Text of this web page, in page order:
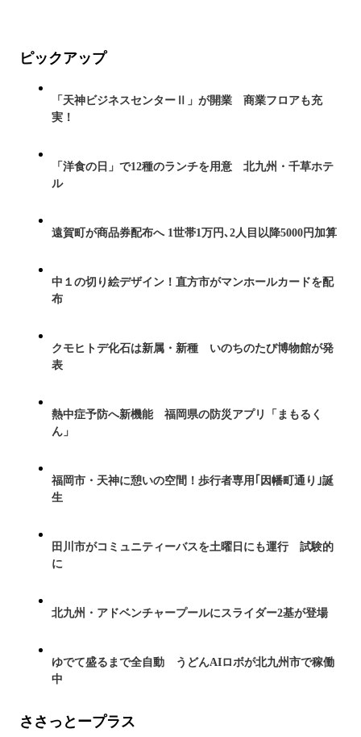
ピックアップ
「天神ビジネスセンターⅡ」が開業 商業フロアも充
実！
「洋食の日」で12種のランチを用意 北九州・千草ホテ
ル
遠賀町が商品券配布へ 1世帯1万円､2人目以降5000円加算
中１の切り絵デザイン！直方市がマンホールカードを配
布
クモヒトデ化石は新属・新種 いのちのたび博物館が発
表
熱中症予防へ新機能 福岡県の防災アプリ「まもるく
ん」
福岡市・天神に憩いの空間！歩行者専用｢因幡町通り｣誕
生
田川市がコミュニティーバスを土曜日にも運行 試験的
に
北九州・アドベンチャープールにスライダー2基が登場
ゆでて盛るまで全自動 うどんAIロボが北九州市で稼働
中
ささっとープラス